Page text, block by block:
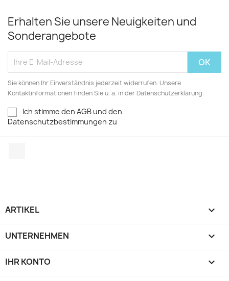
Erhalten Sie unsere Neuigkeiten und
Sonderangebote
Sie können Ihr Einverständnis jederzeit widerrufen. Unsere
Kontaktinformationen finden Sie u. a. in der Datenschutzerklärung.
Ich stimme den AGB und den
Datenschutzbestimmungen zu
ARTIKEL 
UNTERNEHMEN 
IHR KONTO 